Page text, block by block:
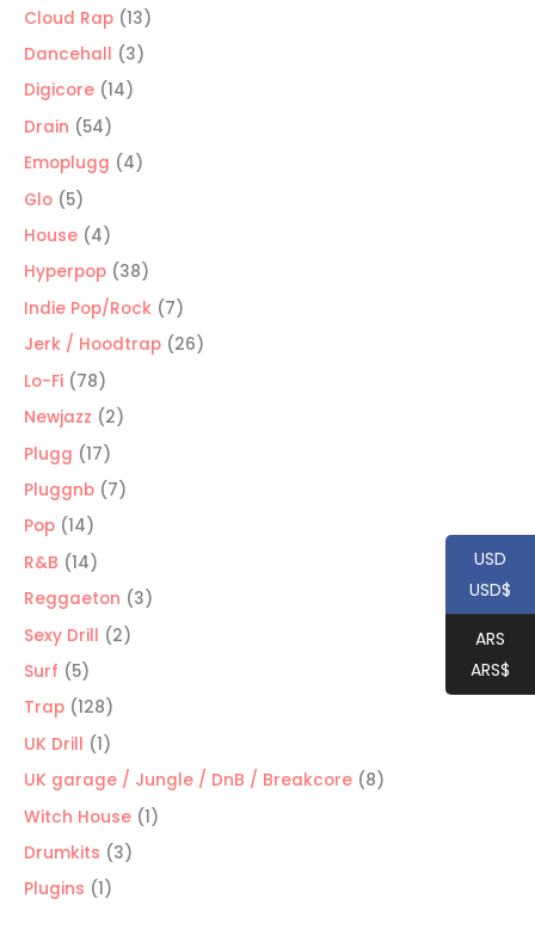
producto
Cloud Rap 1313
productos
Dancehall 33
Digicore 1414
Drain 5454
productos
Emoplugg 44
Glo 55
productos
House 44
productos
Hyperpop 3838
productos
Indie Pop/Rock 77
productos
Jerk / Hoodtrap 2626
Lo-Fi 7878
productos
Newjazz 22
Plugg 1717
productos
Pluggnb 77
Pop 1414
productos
R&B 1414
productos
Reggaeton 33
Sexy Drill 22
Surf 55
productos
Trap 128128
productos
UK Drill 11
producto
UK garage / Jungle / DnB / Breakcore 88
Witch House 11
Drumkits 33
Plugins 11
USD
USD$
ARS
ARS$